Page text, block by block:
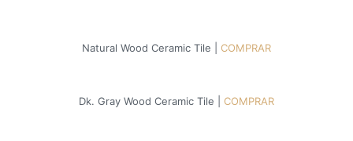
Natural Wood Ceramic Tile | COMPRAR
Dk. Gray Wood Ceramic Tile | COMPRAR